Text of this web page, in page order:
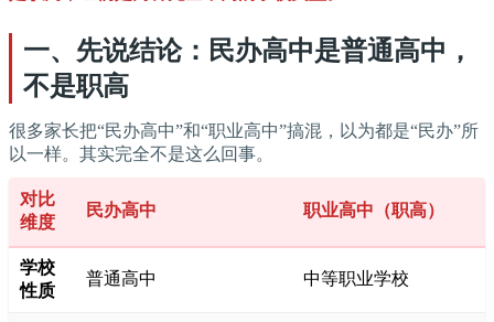
一、先说结论：民办高中是普通高中，
不是职高
很多家长把“民办高中”和“职业高中”搞混，以为都是“民办”所
以一样。其实完全不是这么回事。
对比
维度
民办高中 职业高中（职高）
学校
性质
普通高中 中等职业学校